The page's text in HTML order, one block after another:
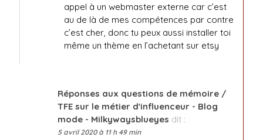
appel à un webmaster externe car c’est
au de là de mes compétences par contre
c’est cher, donc tu peux aussi installer toi
même un thème en l’achetant sur etsy
Réponses aux questions de mémoire /
TFE sur le métier d'influenceur - Blog
mode - Milkywaysblueyes dit :
5 avril 2020 à 11 h 49 min